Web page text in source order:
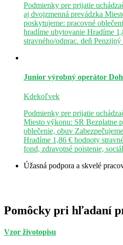
Podmienky pre prijatie
aj dvojzmenná prevádzka
poskytujeme: pracovné
hradíme ubytovanie Hradíme
stravného/odprac. deň
Junior výrobný operátor
Kdekoľvek
Podmienky pre prijatie
Miesto výkonu: SR Bezplatne
oblečenie, obuv
Hradíme 1,86 € hodnoty
fond, zdravotné poistenie,
Úžasná podpora a skvelé
Pomôcky pri hľadaní
Vzor životopisu